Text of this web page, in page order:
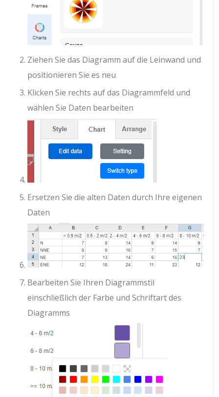
Ziehen Sie das Diagramm auf die Leinwand und
positionieren Sie es neu
Klicken Sie rechts auf das Diagrammfeld und
wählen Sie Daten bearbeiten
Ersetzen Sie die alten Daten durch Ihre eigenen
Daten
Bearbeiten Sie Ihren Diagrammstil
einschließlich der Farbe und Schriftart des
Diagramms